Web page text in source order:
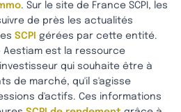
. Sur le site de France SCPI, les
de près les actualités
SCPI gérées par cette entité.
Aestiam est la ressource
qui souhaite être à
de marché, qu'il s'agisse
d'actifs. Ces informations